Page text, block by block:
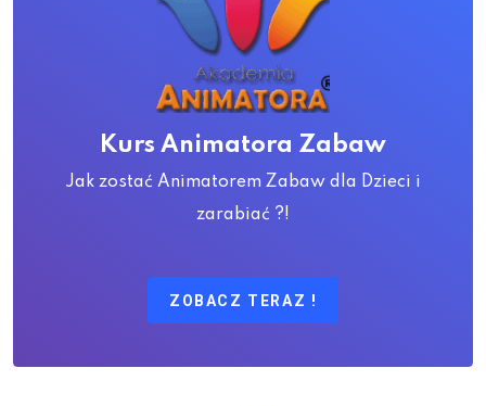
Kurs Animatora Zabaw
Jak zostać Animatorem Zabaw dla Dzieci i
zarabiać ?!
ZOBACZ TERAZ !